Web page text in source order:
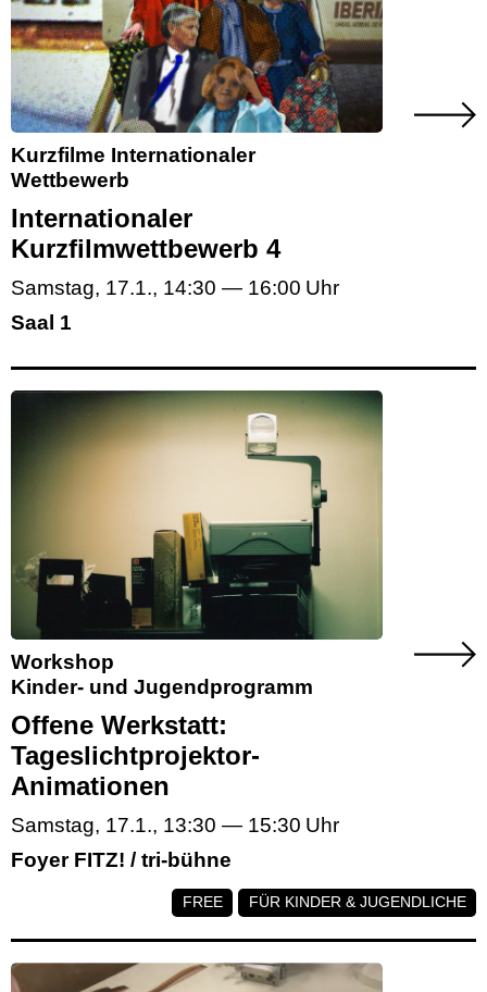
Kurzfilme Internationaler
Wettbewerb
Internationaler
Kurzfilmwettbewerb 4
Samstag, 17.1., 14:30 — 16:00
Saal 1
Workshop
Kinder- und Jugendprogramm
Offene Werkstatt:
Tageslichtprojektor-
Animationen
Samstag, 17.1., 13:30 — 15:30
Foyer FITZ! / tri-bühne
FREE FÜR KINDER & JUGENDLICHE